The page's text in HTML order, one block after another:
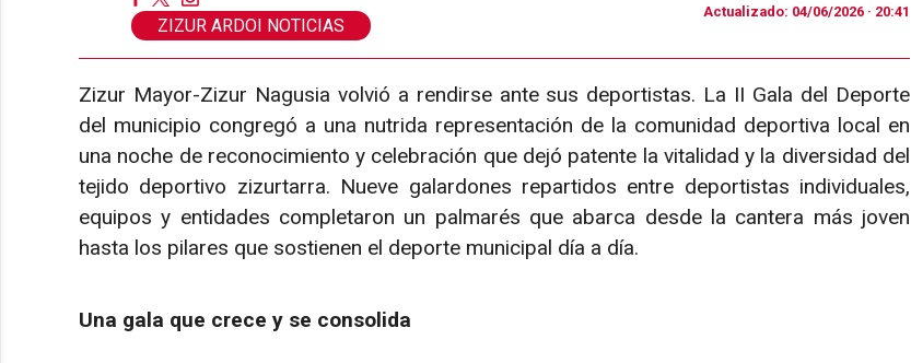
ZIZUR ARDOI NOTICIAS
Actualizado: 04/06/2026 · 20:41
Zizur Mayor-Zizur Nagusia volvió a rendirse ante sus deportistas. La II Gala del Deporte
del municipio congregó a una nutrida representación de la comunidad deportiva local en
una noche de reconocimiento y celebración que dejó patente la vitalidad y la diversidad del
tejido deportivo zizurtarra. Nueve galardones repartidos entre deportistas individuales,
equipos y entidades completaron un palmarés que abarca desde la cantera más joven
hasta los pilares que sostienen el deporte municipal día a día.
Una gala que crece y se consolida